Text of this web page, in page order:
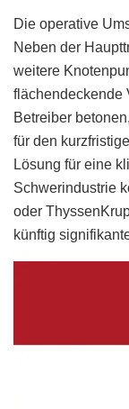
Die operative
Neben der
weitere
flächendeckende
Betreiber
für den
Lösung für eine
Schwerindustrie
oder
künftig